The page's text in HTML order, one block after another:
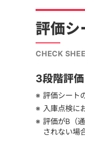
評価シ
CHECK
3段階評
評価シート
入庫点検に
評価がB（
されない場